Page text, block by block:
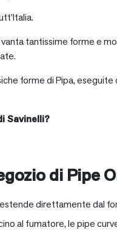
tantissime forme e
forme di Pipa,
Savinelli?
di Pipe
direttamente dal
al fumatore, le pipe